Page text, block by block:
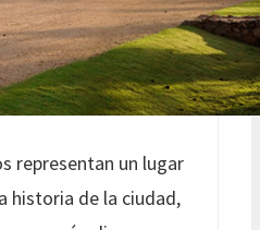
representan un lugar
historia de la ciudad,